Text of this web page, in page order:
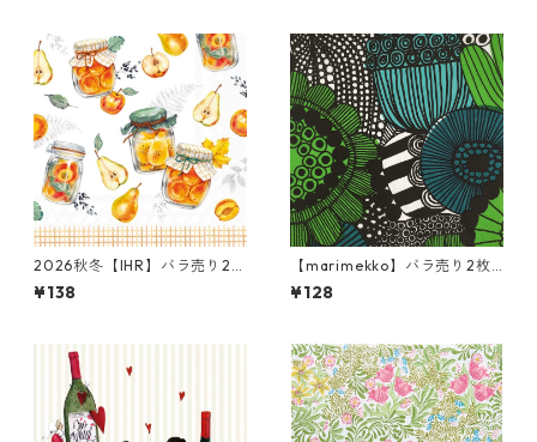
2026秋冬【IHR】バラ売り2枚
ランチサイズ ペーパーナプキ
ン Preserving Fruits ホワイ
¥138
【marimekko】バラ売り2枚
ランチサイズ ペーパーナプキ
ン SIIRTOLAPUUTARHA グリ
¥128